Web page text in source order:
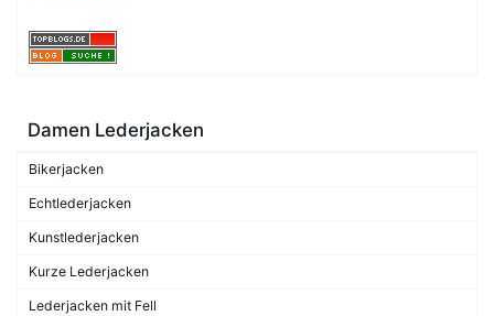
Damen Lederjacken
Bikerjacken
Echtlederjacken
Kunstlederjacken
Kurze Lederjacken
Lederjacken mit Fell